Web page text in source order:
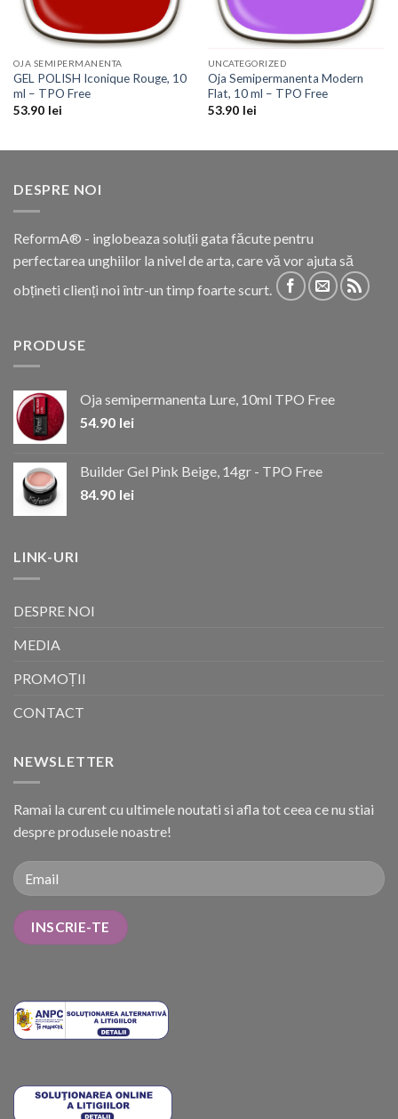
OJA SEMIPERMANENTA
GEL POLISH Iconique Rouge, 10
ml – TPO Free
53.90 lei
UNCATEGORIZED
Oja Semipermanenta Modern
Flat, 10 ml – TPO Free
53.90 lei
DESPRE NOI
ReformA® - inglobeaza soluții gata făcute pentru
perfectarea unghiilor la nivel de arta, care vă vor ajuta să
obțineti clienți noi într-un timp foarte scurt.
PRODUSE
Oja semipermanenta Lure, 10ml TPO Free
54.90 lei
Builder Gel Pink Beige, 14gr - TPO Free
84.90 lei
LINK-URI
DESPRE NOI
MEDIA
PROMOȚII
CONTACT
NEWSLETTER
Ramai la curent cu ultimele noutati si afla tot ceea ce nu stiai
despre produsele noastre!